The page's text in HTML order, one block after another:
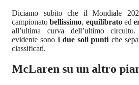
Diciamo subito che il Mondiale
campionatobellissimo, equilibratoed
all’ultima curva dell’ultimo
evidente sono i due soli punti che
classificati.
McLaren su un altro